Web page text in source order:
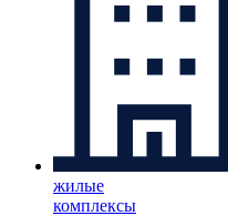
жилые
комплексы